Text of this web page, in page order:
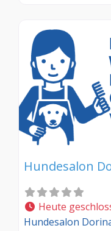
Hundesalon
Heute
Hundesalon